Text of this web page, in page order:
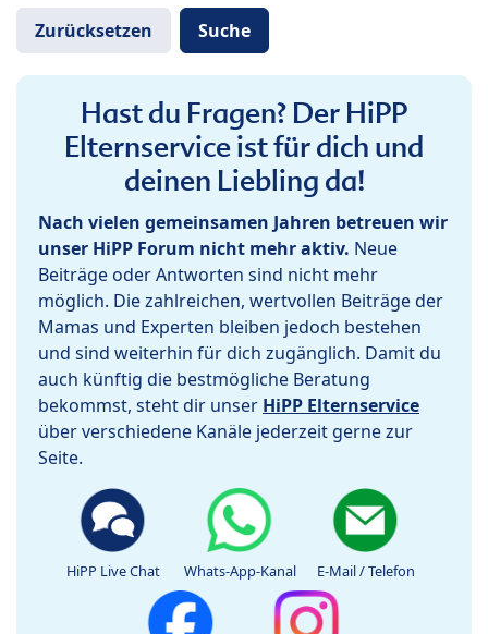
Hast du Fragen? Der HiPP
Elternservice ist für dich und
deinen Liebling da!
Nach vielen gemeinsamen Jahren betreuen wir
unser HiPP Forum nicht mehr aktiv. Neue
Beiträge oder Antworten sind nicht mehr
möglich. Die zahlreichen, wertvollen Beiträge der
Mamas und Experten bleiben jedoch bestehen
und sind weiterhin für dich zugänglich. Damit du
auch künftig die bestmögliche Beratung
bekommst, steht dir unser HiPP Elternservice
über verschiedene Kanäle jederzeit gerne zur
Seite.
HiPP Live Chat Whats-App-Kanal E-Mail / Telefon